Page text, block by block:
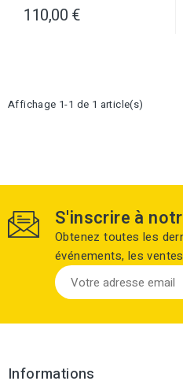
110,00 €
Affichage 1-1 de 1 article(s)
S'inscrire à
Obtenez toutes les
événements, les
Informations